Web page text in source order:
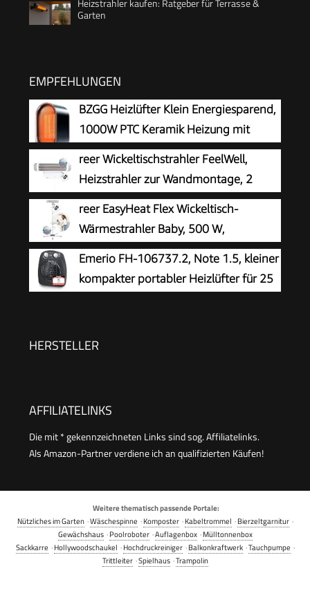
Heizstrahler kaufen: Ratgeber für Terrasse &
Garten
EMPFEHLUNGEN
BZGG Heizlüfter Klein Energiesparend,
1000W PTC Keramik Heizung mit
Überhitzungs- und Kippschutz,
Tragbare Leise Elektroheizung für Arbeitszimmer
Schlafzimmer, Schwarz
reer Wickeltischstrahler FeelWell,
Heizstrahler zur Wandmontage, 2
Heizstufen, Timer, geprüft nach
Medizinstandard
reer EasyHeat Flex Wickeltisch-
Wärmestrahler Baby, 500 W,
Standgerät, Weiß
Emerio FH-106737.2, Note 1.5, kleiner
kompakter portabler Heizlüfter für 25
Sicherheitsschalter, Handgriff, 2000 Watt,
HERSTELLER
AFFILIATELINKS
Die mit * gekennzeichneten Links sind sog. Affiliatelinks.
Als Amazon-Partner verdiene ich an qualifizierten Käufen!
Weitere thematisch passende Portale:
Nützliches im Garten·Wäschespinne ·Komposter·Kabeltrommel ·Bierzeltgarnitur·
Gewächshaus·Poolroboter·Auflagenbox·Mülltonnenbox
Sackkarre ·Hollywoodschaukel ·Hochdruckreiniger·Balkonkraftwerk·Tauchpumpe ·
Trittleiter·Spielhaus·Trampolin